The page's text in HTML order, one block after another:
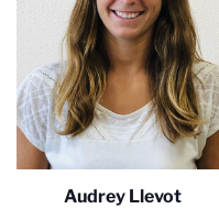
Audrey Llevot